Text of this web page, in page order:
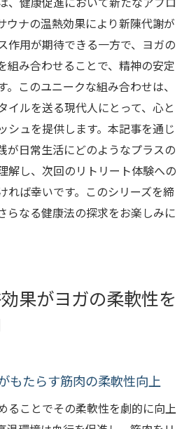
ウナの温熱効果により新陳代謝が
作用が期待できる一方で、ヨガの
組み合わせることで、精神の安定
。このユニークな組み合わせは、
イルを送る現代人にとって、心と
シュを提供します。本記事を通じ
が日常生活にどのようなプラスの
解し、次回のリトリート体験への
れば幸いです。このシリーズを締
らなる健康法の探求をお楽しみに
果がヨガの柔軟性を
もたらす筋肉の柔軟性向上
ることでその柔軟性を劇的に向上